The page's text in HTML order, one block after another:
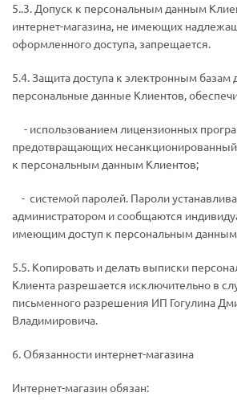
5..3. Допуск к персональным данным
интернет-магазина, не имеющих
оформленного доступа, запрещается.
5.4. Защита доступа к электронным
персональные данные Клиентов,
- использованием лицензионных
предотвращающих несанкционированный
к персональным данным Клиентов;
- системой паролей. Пароли
администратором и сообщаются
имеющим доступ к персональным
5.5. Копировать и делать выписки
Клиента разрешается исключительно в
письменного разрешения ИП Гогулина
Владимировича.
6. Обязанности интернет-магазина
Интернет-магазин обязан: